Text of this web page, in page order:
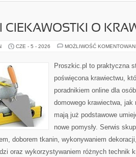
CIEKAWOSTKI O
CZE - 5 - 2026 MOŻLIWOŚĆ
Proszkic.pl to praktyczna
poświęcona krawiectwu,
poradnikiem online dla
domowego krawiectwa,
mają już podstawowe
nowe pomysły. Serwis
doborem tkanin, wykonywaniem
oraz wykorzystywaniem różnych technik